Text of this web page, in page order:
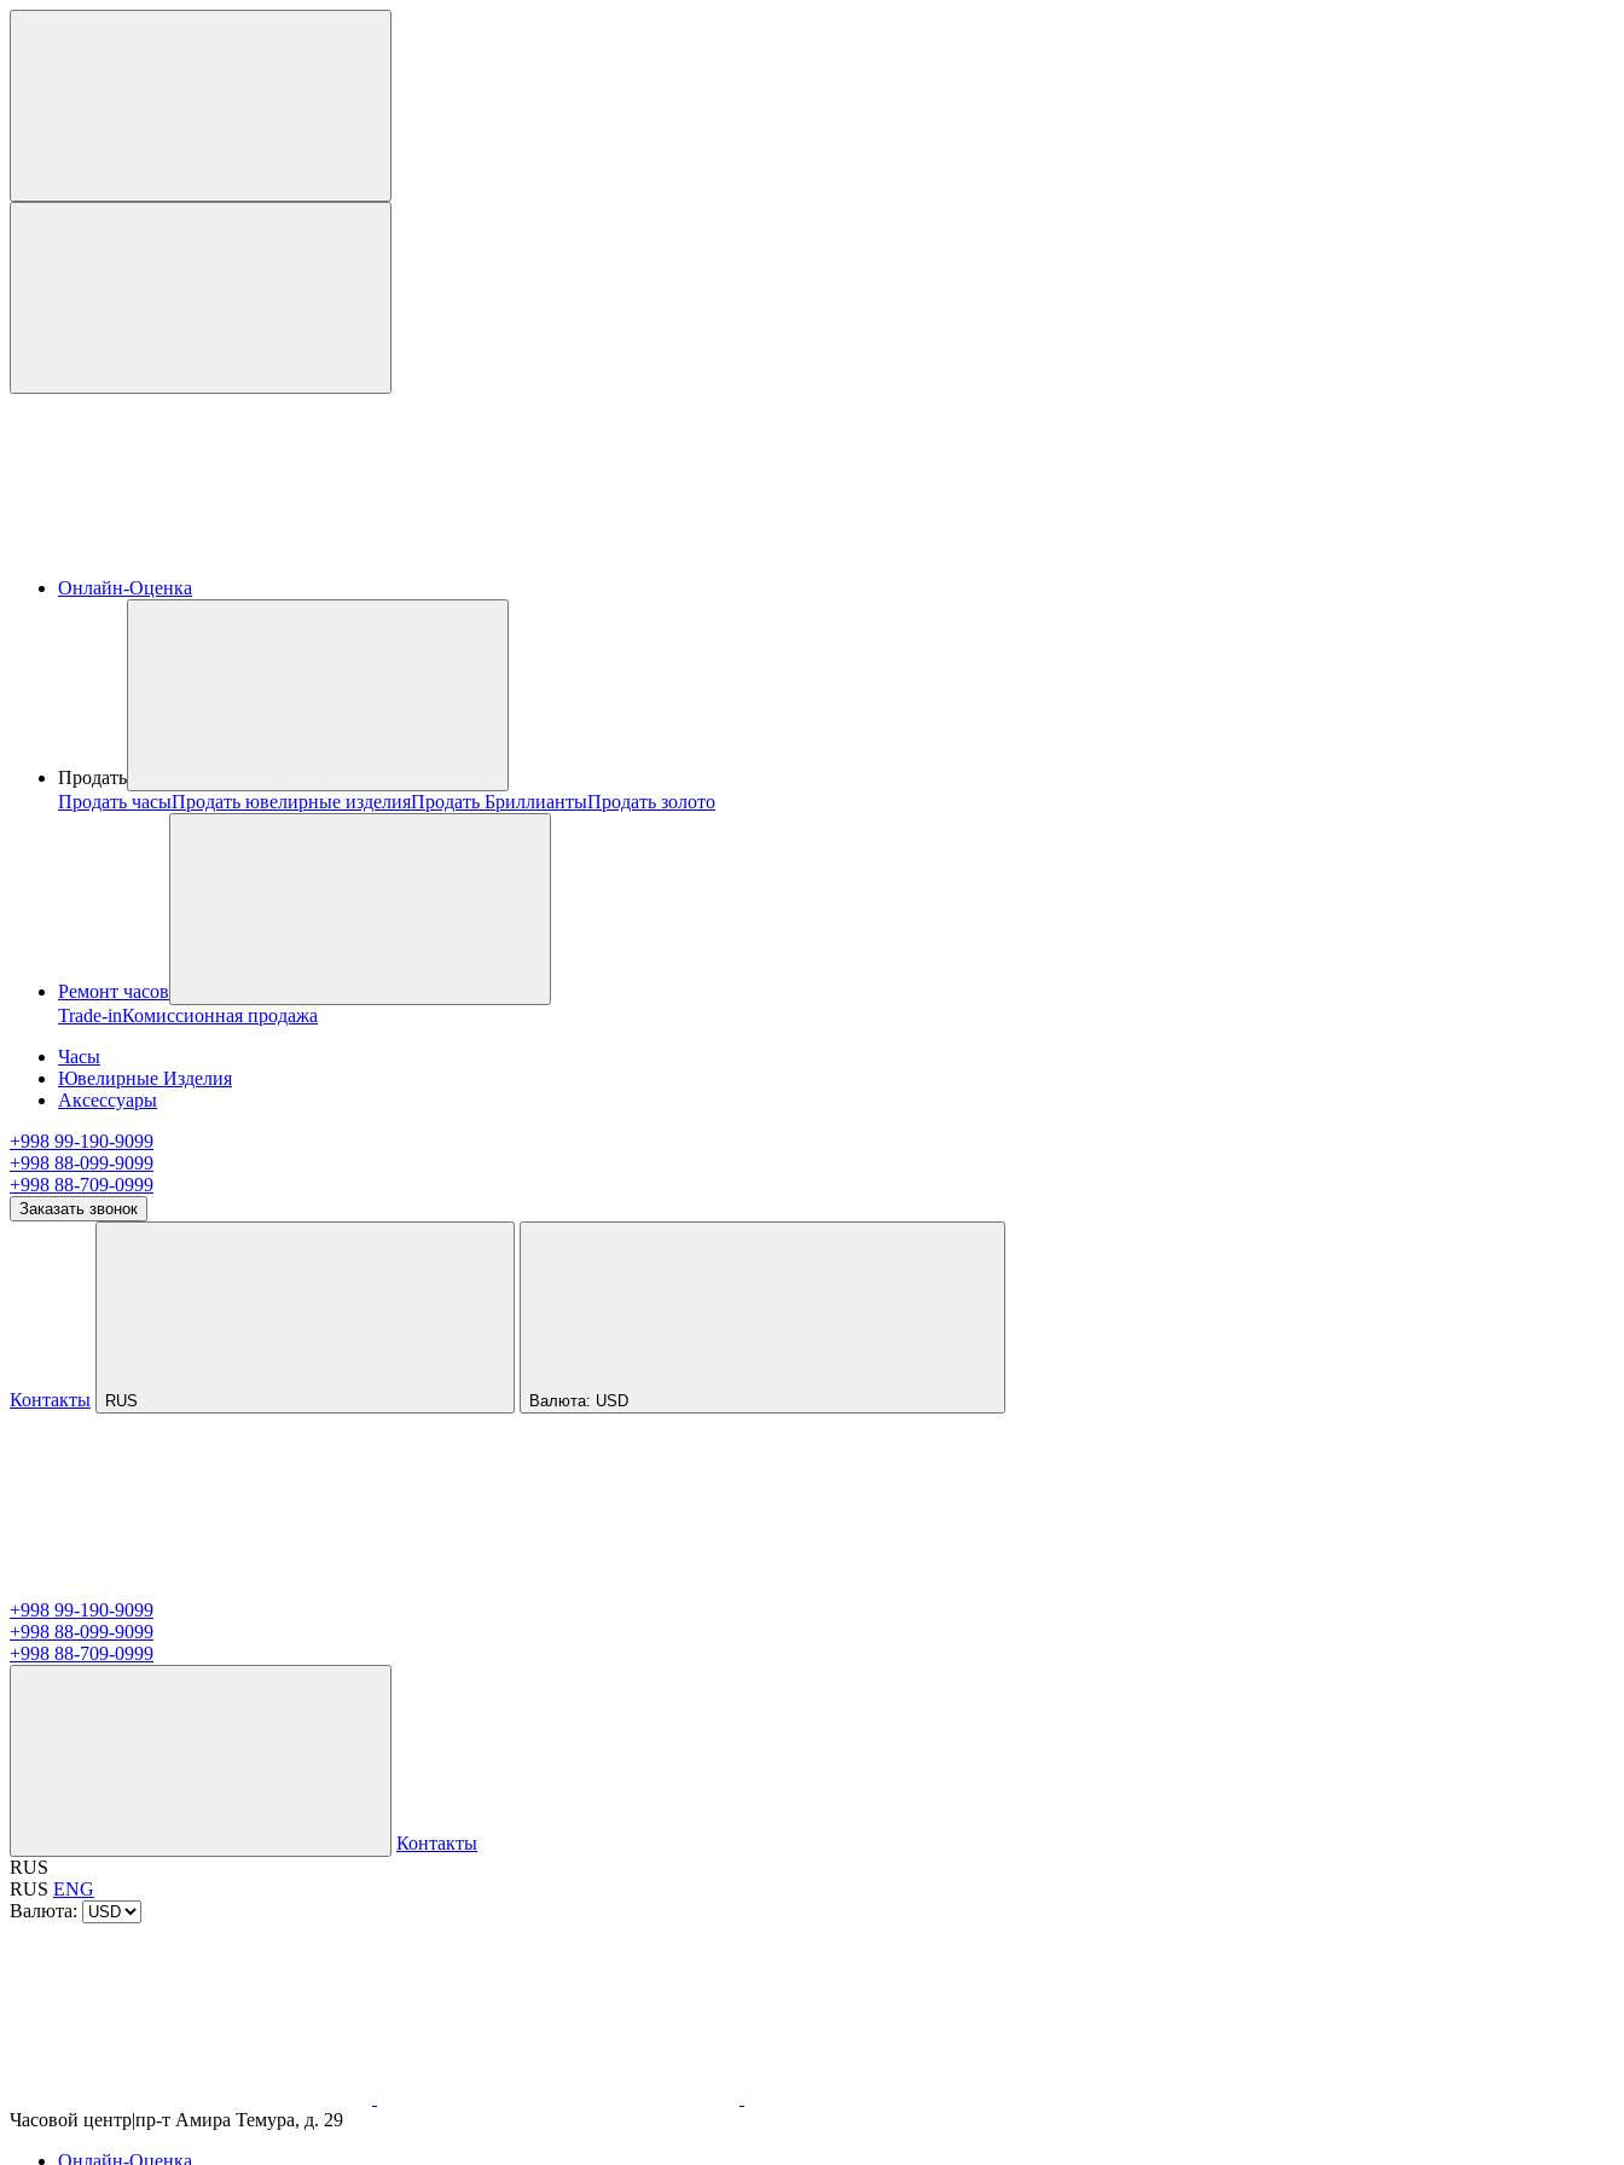
Онлайн-Оценка
Продать
Продать часыПродать ювелирные изделияПродать БриллиантыПродать золото
Ремонт часов
Trade-inКомиссионная продажа
Часы
Ювелирные Изделия
Аксессуары
+998 99-190-9099
+998 88-099-9099
+998 88-709-0999
Заказать звонок
Контакты RUS Валюта: USD
+998 99-190-9099
+998 88-099-9099
+998 88-709-0999
Контакты
RUS
RUS ENG
Валюта:
Часовой центр|пр-т Амира Темура, д. 29
Онлайн-Оценка